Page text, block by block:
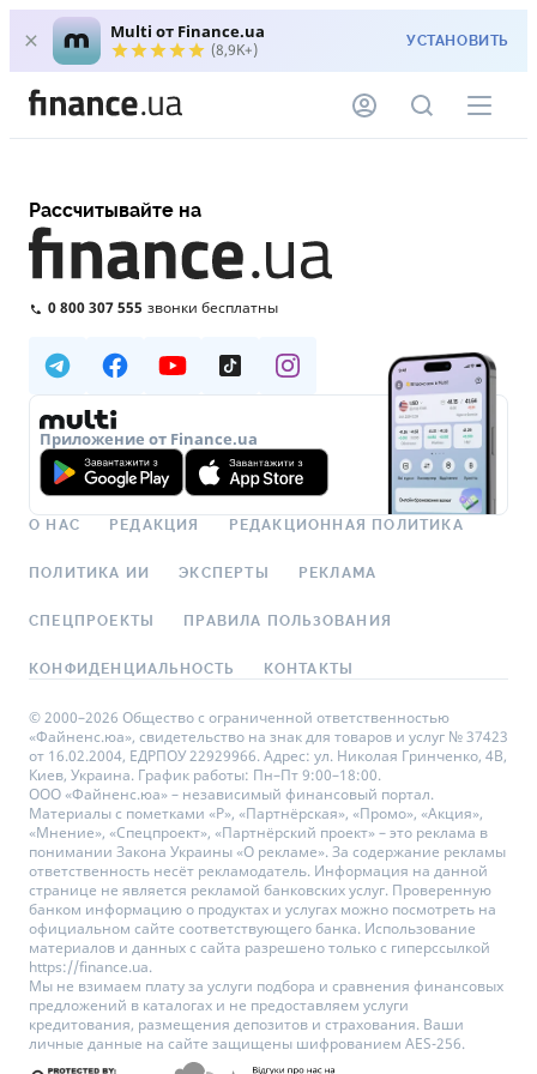
Multi от Finance.ua
(8,9K+) УСТАНОВИТЬ
Рассчитывайте на
0 800 307 555 звонки бесплатны
Приложение от Finance.ua
О НАС РЕДАКЦИЯ РЕДАКЦИОННАЯ ПОЛИТИКА
ПОЛИТИКА ИИ ЭКСПЕРТЫ РЕКЛАМА
СПЕЦПРОЕКТЫ ПРАВИЛА ПОЛЬЗОВАНИЯ
КОНФИДЕНЦИАЛЬНОСТЬ КОНТАКТЫ
© 2000–2026 Общество с ограниченной ответственностью
«Файненс.юа», свидетельство на знак для товаров и услуг № 37423
от 16.02.2004, ЕДРПОУ 22929966. Адрес: ул. Николая Гринченко, 4В,
Киев, Украина. График работы: Пн–Пт 9:00–18:00.
ООО «Файненс.юа» – независимый финансовый портал.
Материалы с пометками «Р», «Партнёрская», «Промо», «Акция»,
«Мнение», «Спецпроект», «Партнёрский проект» – это реклама в
понимании Закона Украины «О рекламе». За содержание рекламы
ответственность несёт рекламодатель. Информация на данной
странице не является рекламой банковских услуг. Проверенную
банком информацию о продуктах и услугах можно посмотреть на
официальном сайте соответствующего банка. Использование
материалов и данных с сайта разрешено только с гиперссылкой
https://finance.ua.
Мы не взимаем плату за услуги подбора и сравнения финансовых
предложений в каталогах и не предоставляем услуги
кредитования, размещения депозитов и страхования. Ваши
личные данные на сайте защищены шифрованием AES-256.